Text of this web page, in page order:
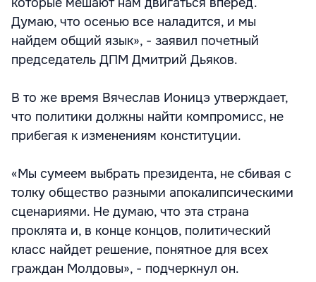
Думаю, что осенью все наладится, и мы
найдем общий язык», - заявил почетный
председатель ДПМ Дмитрий Дьяков.
В то же время Вячеслав Ионицэ утверждает,
что политики должны найти компромисс, не
прибегая к изменениям конституции.
«Мы сумеем выбрать президента, не сбивая с
толку общество разными апокалипсическими
сценариями. Не думаю, что эта страна
проклята и, в конце концов, политический
класс найдет решение, понятное для всех
граждан Молдовы», - подчеркнул он.